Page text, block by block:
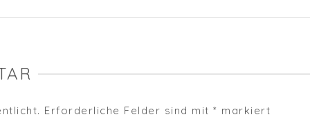
Erforderliche Felder sind mit * markiert